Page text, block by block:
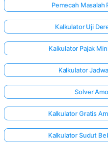
Pemecah Masalah
Kalkulator Uji
Kalkulator Pajak
Kalkulator
Solver
Kalkulator Gratis
Kalkulator Sudut